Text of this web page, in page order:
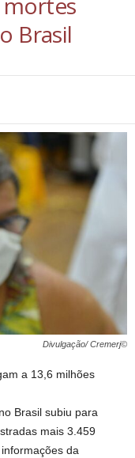
Brasil
Divulgação/ Cremerj©
a 13,6 milhões
Brasil subiu para
mais 3.459
da